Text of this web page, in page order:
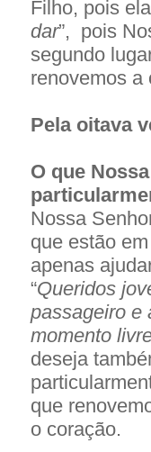
Filho, pois
dar”, pois
segundo
renovemos a
Pela oitava
O que
Nossa
que estão
apenas
“Queridos
passageiro e
momento
deseja
que
o coração.